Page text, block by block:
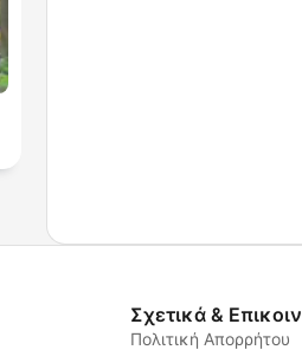
Σχετικά &
Πολιτική Απορρήτου